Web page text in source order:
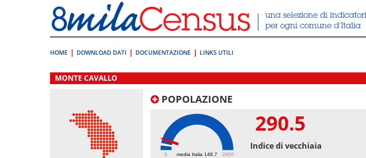
direttamente
a:
Contenuto
HOME DOWNLOAD DATI DOCUMENTAZIONE LINKS UTILI
.
MONTE CAVALLO
POPOLAZIONE
media Italia 148.7
0 2850
290.5
Indice di vecchiaia